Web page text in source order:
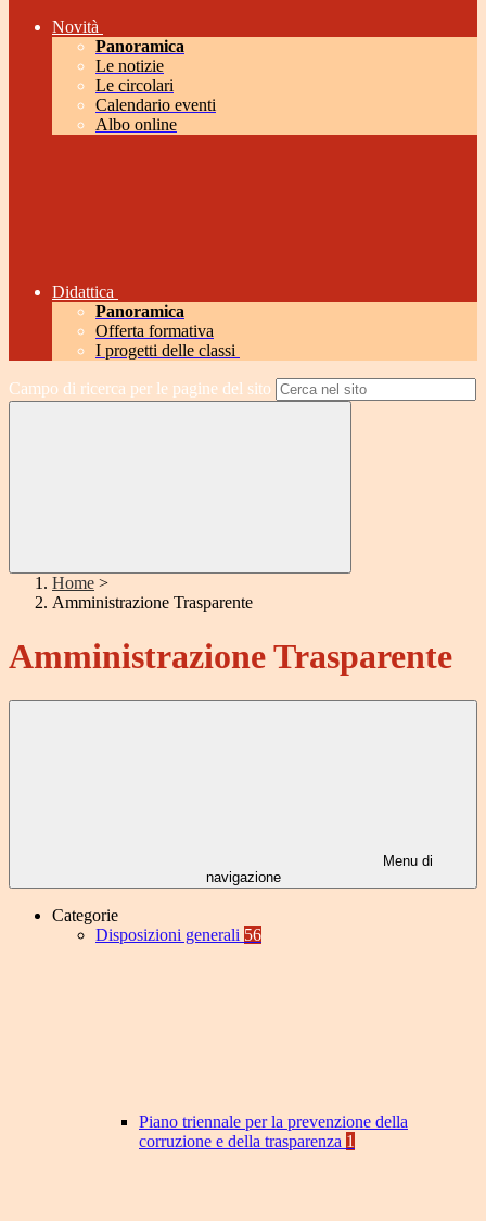
Novità
Panoramica
Le notizie
Le circolari
Calendario eventi
Albo online
Didattica
Panoramica
Offerta formativa
I progetti delle classi
Campo di ricerca per le pagine del sito
Home >
Amministrazione Trasparente
Amministrazione Trasparente
Menu di
navigazione
Categorie
Disposizioni generali 56
Piano triennale per la prevenzione della
corruzione e della trasparenza 1